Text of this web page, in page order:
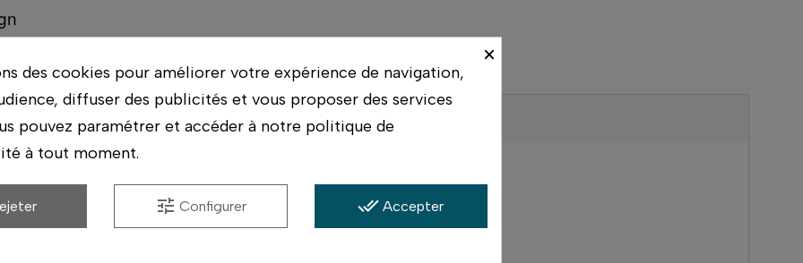
à l'autre
:
×
des cookies pour améliorer votre expérience de navigation,
diffuser des publicités et vous proposer des services
pouvez paramétrer et accéder à notre politique de
à tout moment.
tune Configurer done_all Accepter